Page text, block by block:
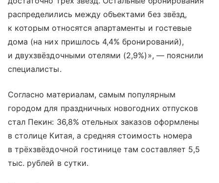
распределились между объектами без звёзд,
к которым относятся апартаменты и гостевые
дома (на них пришлось 4,4% бронирований),
и двухзвёздочными отелями (2,9%)», — пояснили
специалисты.
Согласно материалам, самым популярным
городом для праздничных новогодних отпусков
стал Пекин: 36,8% отельных заказов оформлены
в столице Китая, а средняя стоимость номера
в трёхзвёздочной гостинице там составляет 5,5
тыс. рублей в сутки.